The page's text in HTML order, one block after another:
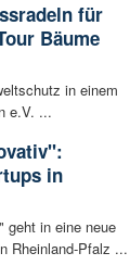
für
Bäume
in einem
e.V. ...
in
geht in eine neue
Rheinland-Pfalz ...